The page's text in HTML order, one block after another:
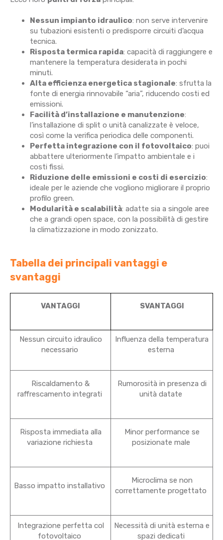
Nessun impianto idraulico: non serve intervenire
su tubazioni esistenti o predisporre circuiti d’acqua
tecnica.
Risposta termica rapida: capacità di raggiungere e
mantenere la temperatura desiderata in pochi
minuti.
Alta efficienza energetica stagionale: sfrutta la
fonte di energia rinnovabile “aria”, riducendo costi ed
emissioni.
Facilità d’installazione e manutenzione:
l’installazione di split o unità canalizzate è veloce,
così come la verifica periodica delle componenti.
Perfetta integrazione con il fotovoltaico: puoi
abbattere ulteriormente l’impatto ambientale e i
costi fissi.
Riduzione delle emissioni e costi di esercizio:
ideale per le aziende che vogliono migliorare il proprio
profilo green.
Modularità e scalabilità: adatte sia a singole aree
che a grandi open space, con la possibilità di gestire
la climatizzazione in modo zonizzato.
Tabella dei principali vantaggi e
svantaggi
VANTAGGI SVANTAGGI
Nessun circuito idraulico
necessario
Influenza della temperatura
esterna
Riscaldamento &
raffrescamento integrati
Rumorosità in presenza di
unità datate
Risposta immediata alla
variazione richiesta
Minor performance se
posizionate male
Basso impatto installativo
Microclima se non
correttamente progettato
Integrazione perfetta col
fotovoltaico
Necessità di unità esterna e
spazi dedicati